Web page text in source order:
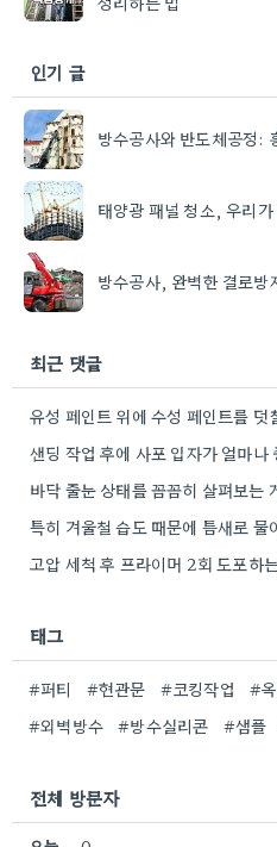
인기 글
방수공사와 반도체공정:
태양광 패널 청소, 우리
방수공사, 완벽한 결로방
최근 댓글
태그
#퍼티 #현관문 #코킹작업 #
#외벽방수
#방수실리콘 #샘플
전체 방문자